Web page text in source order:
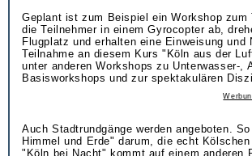
Geplant ist zum Beispiel ein Workshop
die Teilnehmer in einem Gyrocopter ab,
Flugplatz und erhalten eine Einweisung
Teilnahme an diesem Kurs "Köln aus der
unter anderen Workshops zu Unterwasser-,
Basisworkshops und zur spektakulären
Auch Stadtrundgänge werden angeboten.
Himmel und Erde" darum, die echt
"Köln bei Nacht" kommt auf einem anderen